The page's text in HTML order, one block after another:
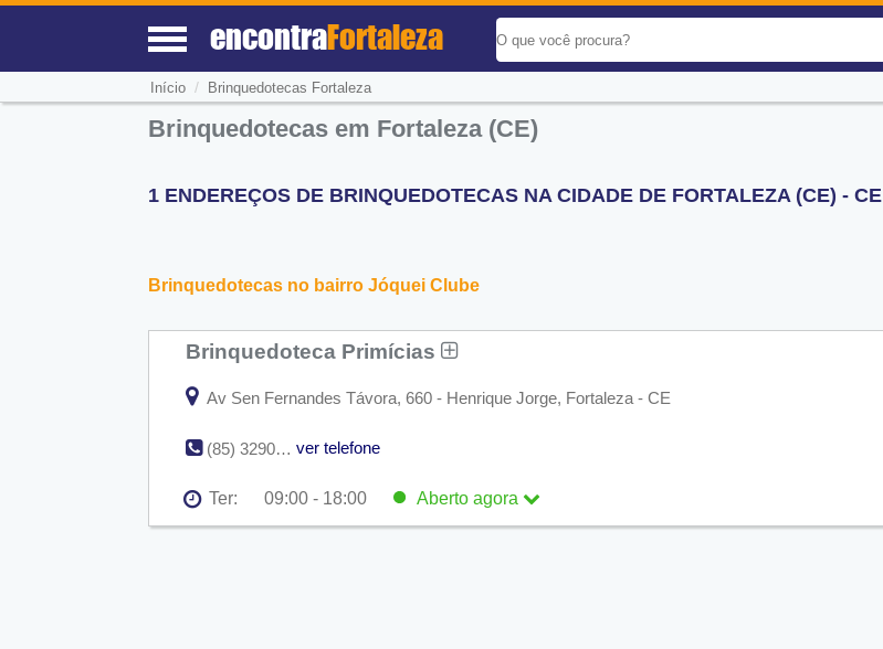
encontraFortaleza
Início / Brinquedotecas Fortaleza
Brinquedotecas em Fortaleza (CE)
1 ENDEREÇOS DE BRINQUEDOTECAS NA CIDADE DE FORTALEZA (CE) - CE
Brinquedotecas no bairro Jóquei Clube
Brinquedoteca Primícias
Av Sen Fernandes Távora, 660 - Henrique Jorge, Fortaleza - CE
(85) 3290-1090 ver telefone
Ter: 09:00 - 18:00 Aberto agora
Seg:
09:00 - 18:00